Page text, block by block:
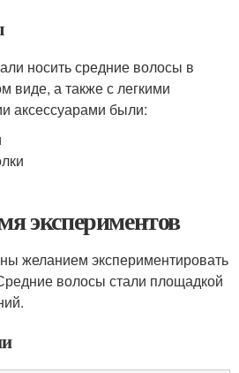
носить средние волосы в
виде, а также с легкими
аксессуарами были:
экспериментов
желанием экспериментировать
волосы стали площадкой